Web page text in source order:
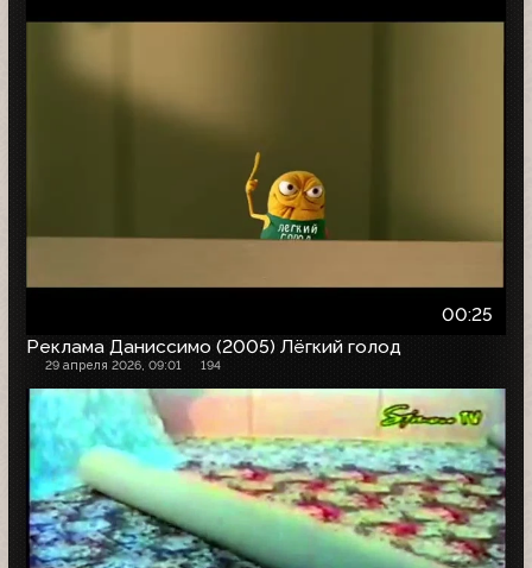
00:25
Реклама Даниссимо (2005) Лёгкий голод
29 апреля 2026, 09:01 194